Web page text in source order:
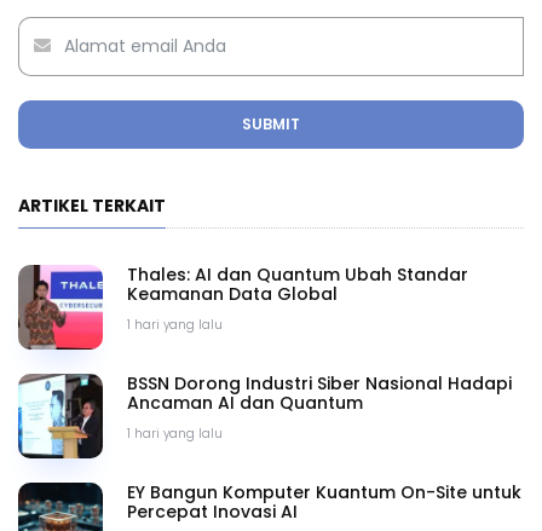
SUBMIT
ARTIKEL TERKAIT
1 hari yang lalu
Thales: AI dan Quantum Ubah Standar
Keamanan Data Global
1 hari yang lalu
BSSN Dorong Industri Siber Nasional Hadapi
Ancaman AI dan Quantum
EY Bangun Komputer Kuantum On-Site untuk
Percepat Inovasi AI